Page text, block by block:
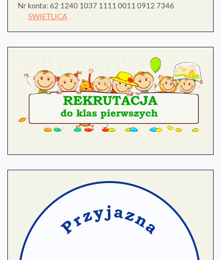
Nr konta: 62 1240 1037 1111 0011 0912 7346
SWIETLICA